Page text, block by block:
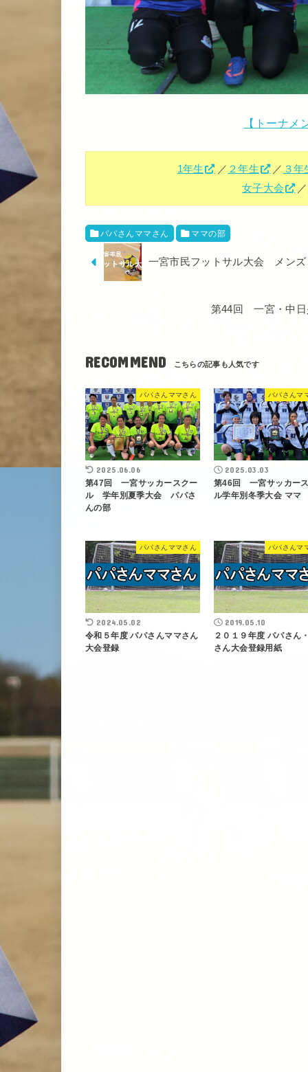
【トーナ
1年生 ／ ２年生 ／ ３年
女子大会
／
パパさんママさん ママの部
一宮市民フットサル大会 メンズ
第44回 一宮・中日
RECOMMEND
パパさんママさん
2025.06.06
第47回 一宮サッカースクー
ル 学年別夏季大会 パパさ
んの部
パパさんマ
2025.03.03
第46回 一宮サッカー
ル学年別冬季大会 ママ
パパさんママさん
2024.05.02
令和５年度 パパさんママさん
大会登録
パパさんマ
2019.05.10
２０１９年度 パパさん
さん大会登録用紙